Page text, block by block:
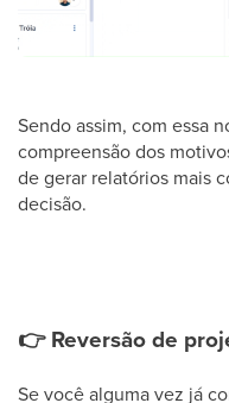
Sendo assim, com essa
compreensão dos
de gerar relatórios mais
decisão.
👉Reversão de
Se você alguma vez já